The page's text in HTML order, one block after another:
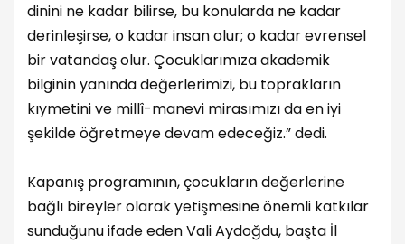
dinini ne kadar bilirse, bu konularda ne kadar
derinleşirse, o kadar insan olur; o kadar evrensel
bir vatandaş olur. Çocuklarımıza akademik
bilginin yanında değerlerimizi, bu toprakların
kıymetini ve millî-manevi mirasımızı da en iyi
şekilde öğretmeye devam edeceğiz.” dedi.
Kapanış programının, çocukların değerlerine
bağlı bireyler olarak yetişmesine önemli katkılar
sunduğunu ifade eden Vali Aydoğdu, başta İl